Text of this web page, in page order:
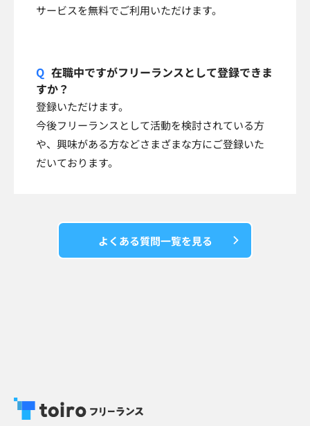
サービスを無料でご利用いただけます。
在職中ですがフリーランスとして登録できま
すか？
登録いただけます。
今後フリーランスとして活動を検討されている方
や、興味がある方などさまざまな方にご登録いた
だいております。
よくある質問一覧を見る